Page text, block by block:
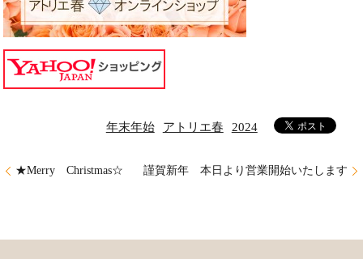
年末年始 アトリエ春 2024
★Merry Christmas☆ 謹賀新年 本日より営業開始いたします